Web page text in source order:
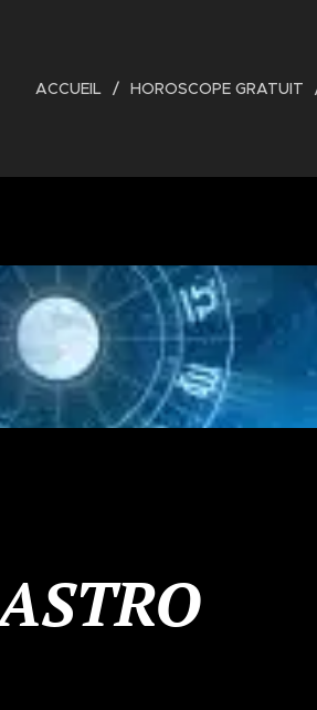
ACCUEIL HOROSCOPE GRATUIT